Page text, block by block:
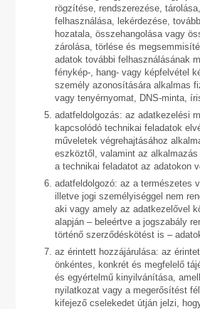
rögzítése, rendszerezése,
felhasználása, lekérdezése,
hozatala, összehangolása vagy
zárolása, törlése és
adatok további felhasználásának
fénykép-, hang- vagy képfelvétel
személy azonosítására alkalmas
vagy tenyérnyomat, DNS-minta,
adatfeldolgozás: az adatkezelési
kapcsolódó technikai feladatok
műveletek végrehajtásához
eszköztől, valamint az
a technikai feladatot az adatokon
adatfeldolgozó: az a természetes
illetve jogi személyiséggel nem
aki vagy amely az adatkezelővel
alapján – beleértve a jogszabály
történő szerződéskötést is –
az érintett hozzájárulása: az
önkéntes, konkrét és megfelelő
és egyértelmű kinyilvánítása,
nyilatkozat vagy a megerősítést
kifejező cselekedet útján jelzi,